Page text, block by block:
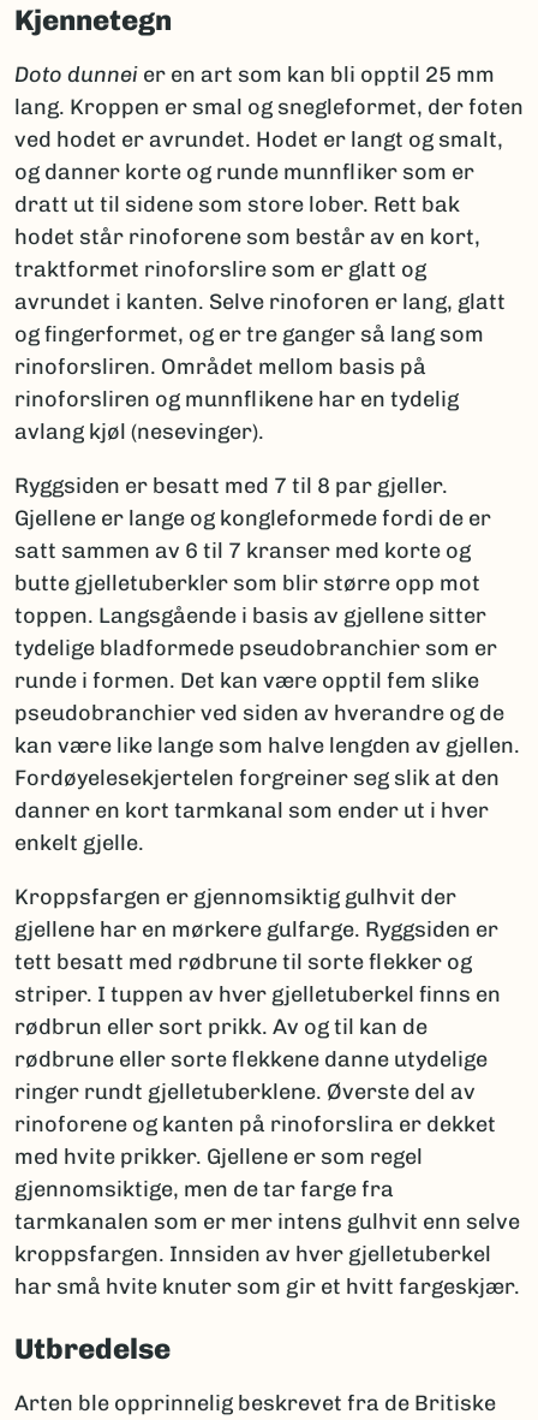
Kjennetegn
Doto dunnei er en art som kan bli opptil 25 mm
lang. Kroppen er smal og snegleformet, der foten
ved hodet er avrundet. Hodet er langt og smalt,
og danner korte og runde munnfliker som er
dratt ut til sidene som store lober. Rett bak
hodet står rinoforene som består av en kort,
traktformet rinoforslire som er glatt og
avrundet i kanten. Selve rinoforen er lang, glatt
og fingerformet, og er tre ganger så lang som
rinoforsliren. Området mellom basis på
rinoforsliren og munnflikene har en tydelig
avlang kjøl (nesevinger).
Ryggsiden er besatt med 7 til 8 par gjeller.
Gjellene er lange og kongleformede fordi de er
satt sammen av 6 til 7 kranser med korte og
butte gjelletuberkler som blir større opp mot
toppen. Langsgående i basis av gjellene sitter
tydelige bladformede pseudobranchier som er
runde i formen. Det kan være opptil fem slike
pseudobranchier ved siden av hverandre og de
kan være like lange som halve lengden av gjellen.
Fordøyelesekjertelen forgreiner seg slik at den
danner en kort tarmkanal som ender ut i hver
enkelt gjelle.
Kroppsfargen er gjennomsiktig gulhvit der
gjellene har en mørkere gulfarge. Ryggsiden er
tett besatt med rødbrune til sorte flekker og
striper. I tuppen av hver gjelletuberkel finns en
rødbrun eller sort prikk. Av og til kan de
rødbrune eller sorte flekkene danne utydelige
ringer rundt gjelletuberklene. Øverste del av
rinoforene og kanten på rinoforslira er dekket
med hvite prikker. Gjellene er som regel
gjennomsiktige, men de tar farge fra
tarmkanalen som er mer intens gulhvit enn selve
kroppsfargen. Innsiden av hver gjelletuberkel
har små hvite knuter som gir et hvitt fargeskjær.
Utbredelse
Arten ble opprinnelig beskrevet fra de Britiske